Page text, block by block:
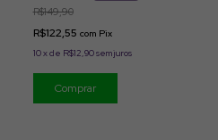
R$149,90
R$122,55 com Pix
10xde R$12,90sem juros